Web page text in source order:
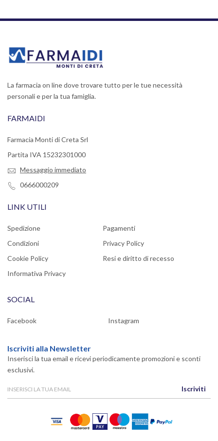
La farmacia on line dove trovare tutto per le tue necessità
personali e per la tua famiglia.
FARMAIDI
Farmacia Monti di Creta Srl
Partita IVA 15232301000
Messaggio immediato
0666000209
LINK UTILI
Spedizione
Pagamenti
Condizioni
Privacy Policy
Cookie Policy
Resi e diritto di recesso
Informativa Privacy
SOCIAL
Facebook Instagram
Iscriviti alla Newsletter
Inserisci la tua email e ricevi periodicamente promozioni e sconti
esclusivi.
Iscriviti